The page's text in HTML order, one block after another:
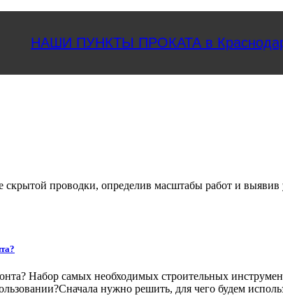
НАШИ ПУНКТЫ ПРОКАТА в
скрытой проводки, определив масштабы работ и
Набор самых необходимых строительных
нужно решить, для чего будем